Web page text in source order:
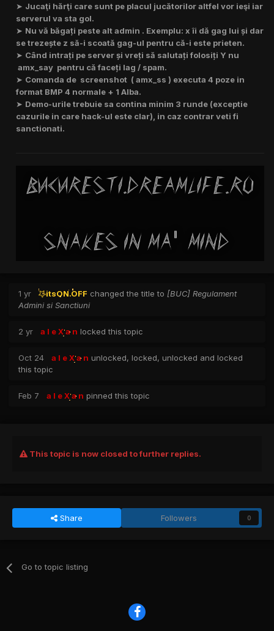
➤ Jucaţi hărţi care sunt pe placul jucătorilor altfel vor ieşi iar
serverul va sta gol.
➤ Nu vă băgați peste alt admin . Exemplu: x îi dă gag lui și dar
se trezește z să-i scoată gag-ul pentru că-i este prieten.
➤ Când intrați pe server și vreți să salutați folosiți Y nu
amx_say pentru că faceți lag / spam.
➤ Comanda de screenshot ( amx_ss ) executa 4 poze in
format BMP 4 normale + 1 Alba.
➤ Demo-urile trebuie sa contina minim 3 runde (exceptie
cazurile in care hack-ul este clar), in caz contrar veti fi
sanctionati.
1 yr itsON.OFF changed the title to [BUC] Regulament
Admini si Sanctiuni
2 yr a l e X a n locked this topic
Oct 24 a l e X a n unlocked, locked, unlocked and locked
this topic
Feb 7 a l e X a n pinned this topic
This topic is now closed to further replies.
Share Followers 0
Go to topic listing